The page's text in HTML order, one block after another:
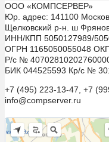
ООО «КОМПСЕРВЕР»
Юр. адрес: 141100
Щелковский р-н. ш
ИНН/КПП 5050127989/
ОГРН 1165050055048
Р/с №
БИК 044525593 Кр/с №
+7 (495) 223-13-47, +7
info@compserver.ru